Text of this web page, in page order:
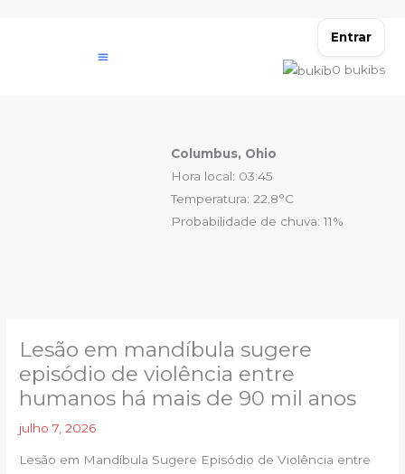
Entrar
0 bukibs
Columbus, Ohio
Hora local: 03:45
Temperatura: 22.8°C
Probabilidade de chuva: 11%
Lesão em mandíbula sugere
episódio de violência entre
humanos há mais de 90 mil anos
julho 7, 2026
Lesão em Mandíbula Sugere Episódio de Violência entre